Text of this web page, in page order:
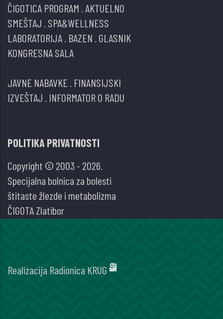
ČIGOTICA PROGRAM AKTUELNO
SMEŠTAJ SPA&WELLNESS
LABORATORIJA BAZEN GLASNIK
KONGRESNA SALA
JAVNE NABAVKE FINANSIJSKI
IZVEŠTAJ INFORMATOR O RADU
POLITIKA PRIVATNOSTI
Copyright © 2003 - 2026.
Specijalna bolnica za bolesti
štitaste žlezde i metabolizma
ČIGOTA Zlatibor
Realizacija Radionica KRUG